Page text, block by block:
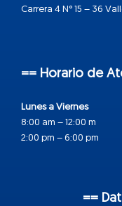
Carrera 4 N° 15 – 36
== Horario de
Lunes a Viernes
8:00 am – 12:00 m
2:00 pm – 6:00 pm
==